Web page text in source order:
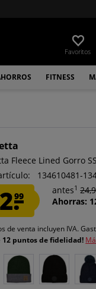
Favoritos
FITNESS
Fleece Lined Gorro
134610481-
99
antes1
Ahorras:
de venta incluyen IVA.
12 puntos de fidelidad!